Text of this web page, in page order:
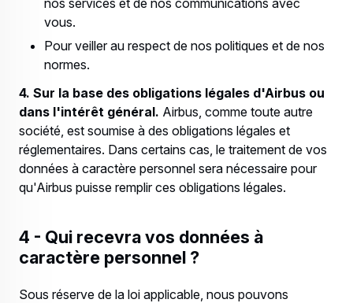
vous.
Pour veiller au respect de nos politiques et de nos
normes.
4. Sur la base des obligations légales d'Airbus ou
dans l'intérêt général. Airbus, comme toute autre
société, est soumise à des obligations légales et
réglementaires. Dans certains cas, le traitement de vos
données à caractère personnel sera nécessaire pour
qu'Airbus puisse remplir ces obligations légales.
4 - Qui recevra vos données à
caractère personnel ?
Sous réserve de la loi applicable, nous pouvons